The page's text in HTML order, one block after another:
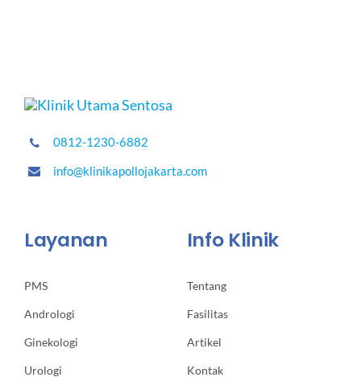
0812-1230-6882
info@klinikapollojakarta.com
Layanan
PMS
Andrologi
Ginekologi
Urologi
Info Klinik
Tentang
Fasilitas
Artikel
Kontak